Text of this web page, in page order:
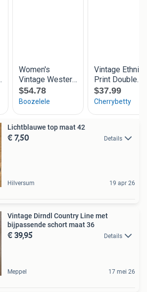
Lichtblauwe top maat 42
€ 7,50 Details
Hilversum 19 apr 26
Vintage Dirndl Country Line met
bijpassende schort maat 36
€ 39,95 Details
Meppel 17 mei 26